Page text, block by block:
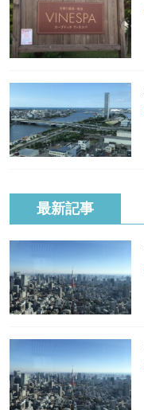
最新記事